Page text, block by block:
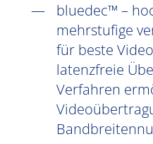
bluedec™ –
mehrstufige
für beste
latenzfreie
Verfahren